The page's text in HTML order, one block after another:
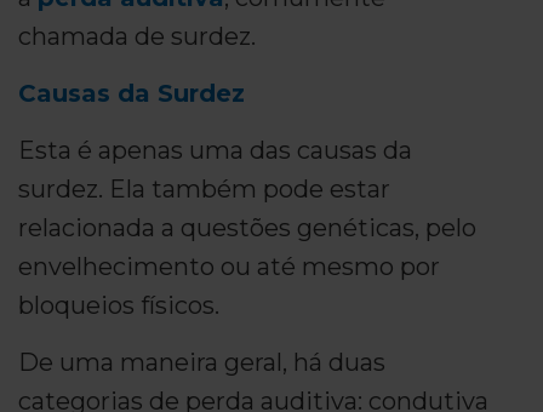
chamada de surdez.
Causas da Surdez
Esta é apenas uma das causas da
surdez. Ela também pode estar
relacionada a questões genéticas, pelo
envelhecimento ou até mesmo por
bloqueios físicos.
De uma maneira geral, há duas
categorias de perda auditiva: condutiva